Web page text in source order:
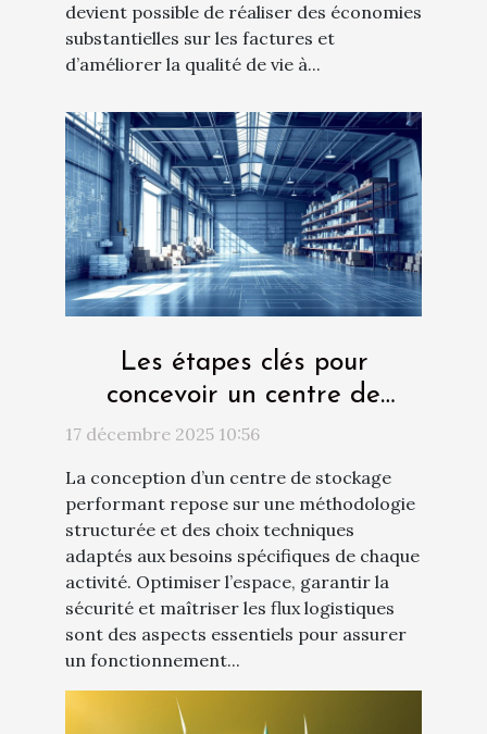
devient possible de réaliser des économies
substantielles sur les factures et
d’améliorer la qualité de vie à...
Les étapes clés pour
concevoir un centre de
stockage efficace
17 décembre 2025 10:56
La conception d’un centre de stockage
performant repose sur une méthodologie
structurée et des choix techniques
adaptés aux besoins spécifiques de chaque
activité. Optimiser l’espace, garantir la
sécurité et maîtriser les flux logistiques
sont des aspects essentiels pour assurer
un fonctionnement...